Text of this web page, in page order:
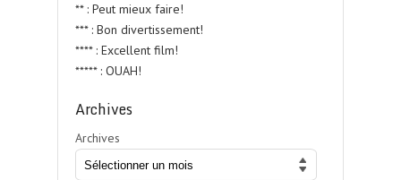
** : Peut mieux faire!
*** : Bon divertissement!
**** : Excellent film!
***** : OUAH!
Archives
Archives